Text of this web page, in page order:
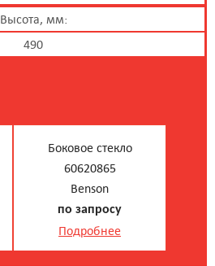
Высота, мм:
490
Боковое стекло
60620865
Benson
по запросу
Подробнее